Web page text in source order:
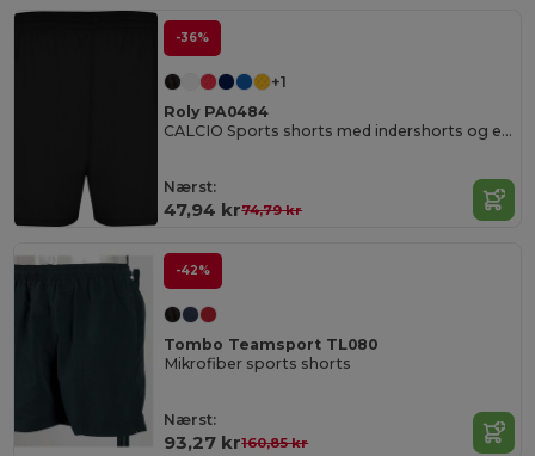
-36%
+1
Roly PA0484
CALCIO Sports shorts med indershorts og elastisk talje med snortræk
Nærst:
47,94 kr74,79 kr
-42%
Tombo Teamsport TL080
Mikrofiber sports shorts
Nærst:
93,27 kr160,85 kr